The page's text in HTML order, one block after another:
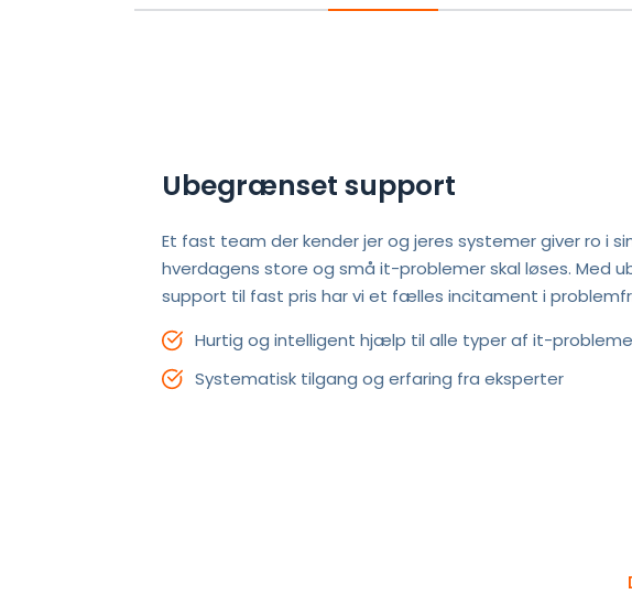
Ubegrænset support
Et fast team der kender jer og jeres systemer giver ro i
hverdagens store og små it-problemer skal løses. Med
support til fast pris har vi et fælles incitament i
Hurtig og intelligent hjælp til alle typer af it-
Systematisk tilgang og erfaring fra eksperter